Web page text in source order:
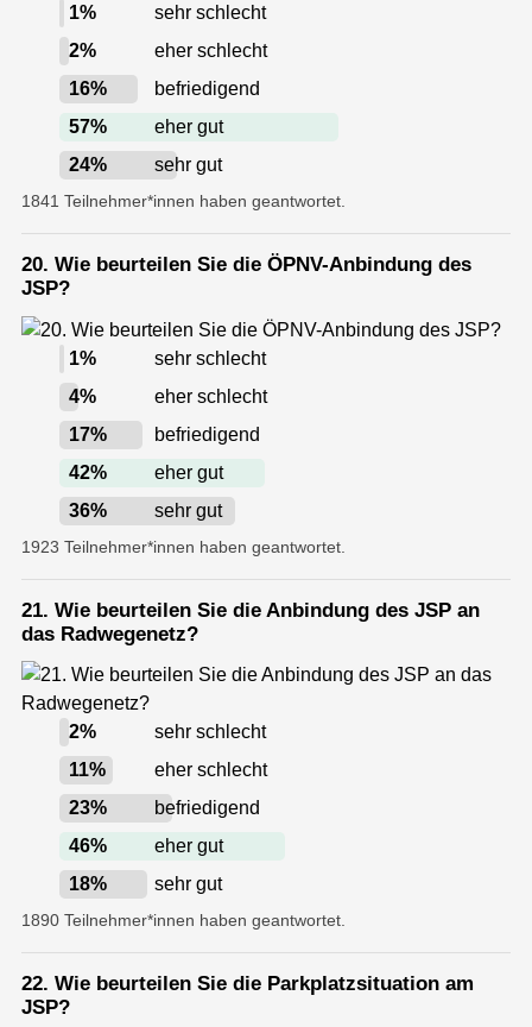
1%
sehr schlecht
2%
eher schlecht
16%
befriedigend
57%
eher gut
24% sehr gut
1841 Teilnehmer*innen haben geantwortet.
20. Wie beurteilen Sie die ÖPNV-Anbindung des
JSP?
1%
sehr schlecht
4%
eher schlecht
17%
befriedigend
42%
eher gut
36% sehr gut
1923 Teilnehmer*innen haben geantwortet.
21. Wie beurteilen Sie die Anbindung des JSP an
das Radwegenetz?
2%
sehr schlecht
11%
eher schlecht
23%
befriedigend
46%
eher gut
18% sehr gut
1890 Teilnehmer*innen haben geantwortet.
22. Wie beurteilen Sie die Parkplatzsituation am
JSP?